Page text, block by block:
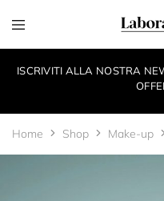
your
make-
ISCRIVITI ALLA NOSTRA
Home Shop Make-up